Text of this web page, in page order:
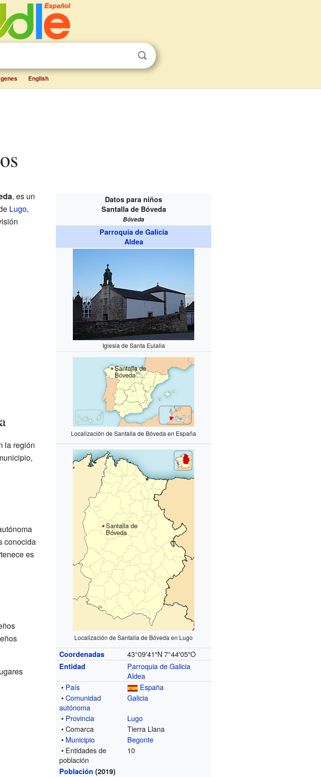
English
Datos para niños
Santalla de Bóveda
Bóveda
Parroquia de Galicia
Aldea
Iglesia de Santa Eulalia
Santalla de
Bóveda
Localización de Santalla de Bóveda en España
Santalla de
Bóveda
Localización de Santalla de Bóveda en Lugo
Coordenadas 43°09′41″N 7°44′05″O
Entidad
Parroquia de Galicia
Aldea
• País
España
•Comunidad
autónoma
Galicia
• Provincia
Lugo
• Comarca
Tierra Llana
• Municipio
Begonte
• Entidades de
población
10
Población (2019)
, es un
Lugo,
la región
conocida
es